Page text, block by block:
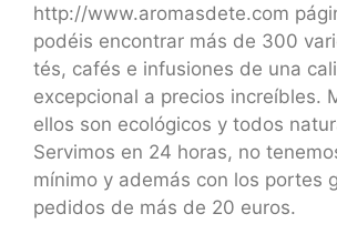
http://www.aromasdete.com
podéis encontrar más de 300
tés, cafés e infusiones de una
excepcional a precios increíbles.
ellos son ecológicos y todos
Servimos en 24 horas, no
mínimo y además con los portes
pedidos de más de 20 euros.